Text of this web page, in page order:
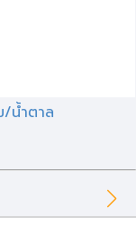
/น้ำตาล